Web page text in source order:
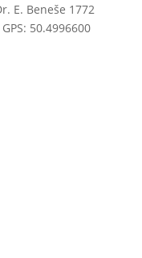
E. Beneše 1772
50.4996600